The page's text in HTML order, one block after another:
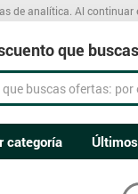
de analítica. Al continuar
que buscas
categoría